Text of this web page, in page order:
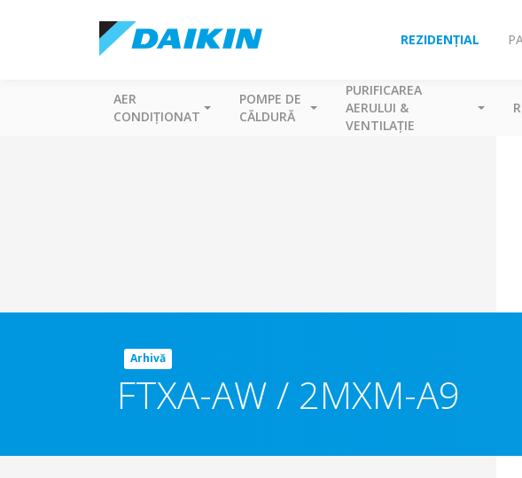
REZIDENȚIAL
AER
CONDIȚIONAT
POMPE DE
CĂLDURĂ
PURIFICAREA
AERULUI &
VENTILAȚIE
Arhivă
FTXA-AW / 2MXM-A9